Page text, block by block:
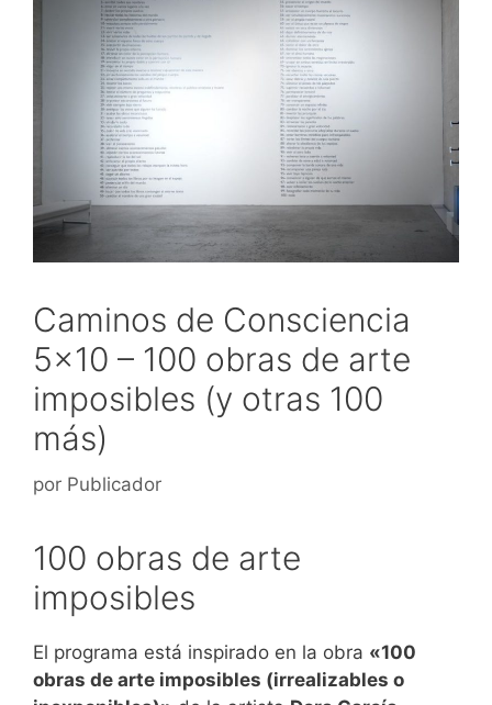
Caminos de Consciencia
5×10 – 100 obras de arte
imposibles (y otras 100
más)
por Publicador
100 obras de arte
imposibles
El programa está inspirado en la obra «100
obras de arte imposibles (irrealizables o